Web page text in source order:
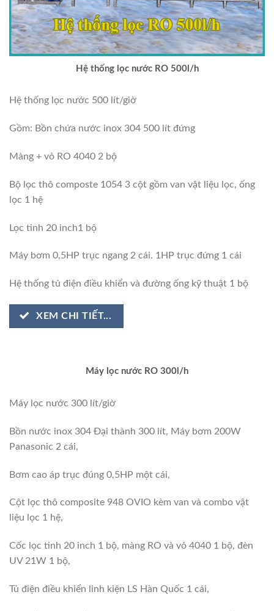
Hệ thống lọc nước RO 500l/h
Hệ thống lọc nước 500 lít/giờ
Gồm: Bồn chứa nước inox 304 500 lít đứng
Màng + vỏ RO 4040 2 bộ
Bộ lọc thô composte 1054 3 cột gồm van vật liệu lọc, ống
lọc 1 hệ
Lọc tinh 20 inch1 bộ
Máy bơm 0,5HP trục ngang 2 cái. 1HP trục đứng 1 cái
Hệ thống tủ điện điều khiển và đường ống kỹ thuật 1 bộ
XEM CHI TIẾT...
Máy lọc nước RO 300l/h
Máy lọc nước 300 lít/giờ
Bồn nước inox 304 Đại thành 300 lít, Máy bơm 200W
Panasonic 2 cái,
Bơm cao áp trục đúng 0,5HP một cái,
Cột lọc thô composite 948 OVIO kèm van và combo vật
liệu lọc 1 hệ,
Cốc lọc tinh 20 inch 1 bộ, màng RO và vỏ 4040 1 bộ, đèn
UV 21W 1 bộ,
Tủ điện điều khiển linh kiện LS Hàn Quốc 1 cái,